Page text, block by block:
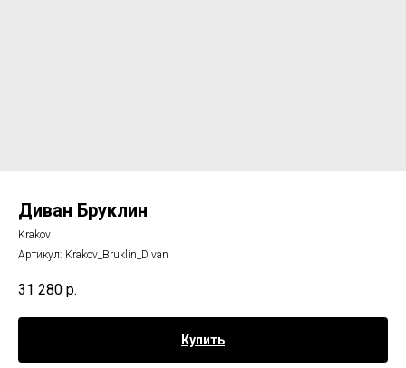
Диван Бруклин
Krakov
Артикул: Krakov_Bruklin_Divan
31 280 р.
Купить